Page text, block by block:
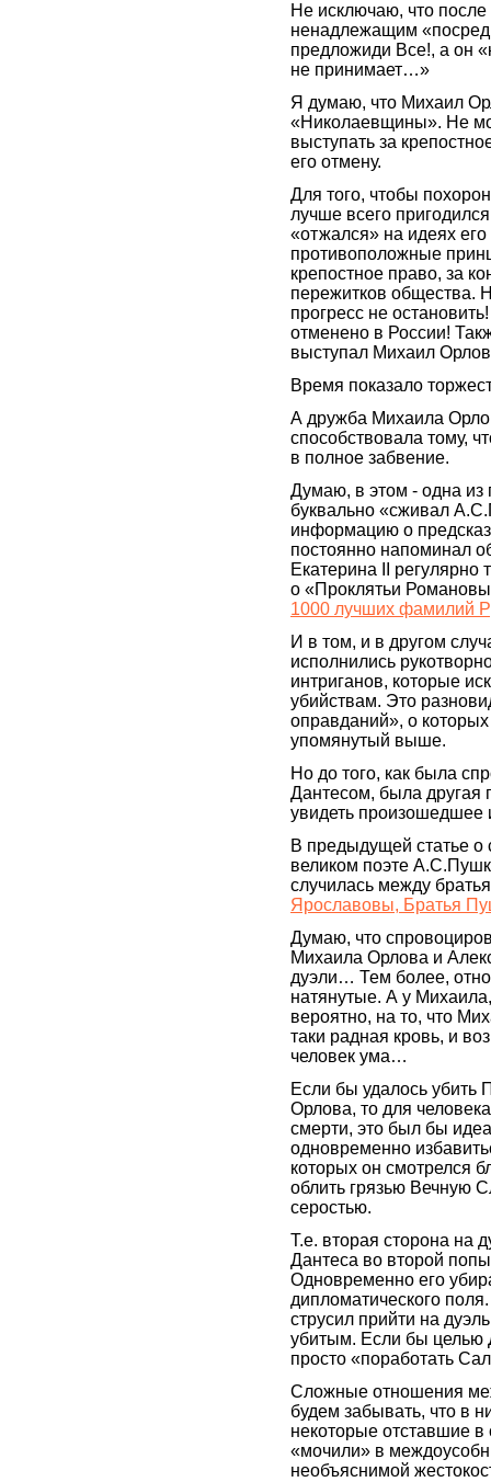
Не исключаю, что
ненадлежащим
предложиди Все!, а он
не принимает…»
Я думаю, что Михаил
«Николаевщины». Не
выступать за
его отмену.
Для того, чтобы
лучше всего
«отжался» на идеях
противоположные
крепостное право, за
пережитков общества.
прогресс не
отменено в России!
выступал Михаил
Время показало
А дружба Михаила
способствовала тому,
в полное забвение.
Думаю, в этом - одна из
буквально «сживал
информацию о
постоянно напоминал
Екатерина II
о «Проклятьи
1000 лучших фамилий
И в том, и в другом
исполнились
интриганов, которые
убийствам. Это
оправданий», о
упомянутый выше.
Но до того, как была
Дантесом, была другая
увидеть произошедшее
В предыдущей статье
великом поэте
случилась между
Ярославовы, Братья
Думаю, что
Михаила Орлова и
дуэли… Тем более,
натянутые. А у
вероятно, на то, что
таки радная кровь, и
человек ума…
Если бы удалось убить
Орлова, то для
смерти, это был бы
одновременно
которых он смотрелся
облить грязью Вечную
серостью.
Т.е. вторая сторона на
Дантеса во второй
Одновременно его
дипломатического
струсил прийти на
убитым. Если бы целью
просто «поработать
Сложные отношения
будем забывать, что в
некоторые отставшие
«мочили» в
необъяснимой